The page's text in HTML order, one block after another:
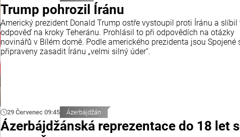
Trump pohrozil Íránu
Americký prezident Donald Trump ostře vystoupil proti Íránu a slíbil
odpověď na kroky Teheránu. Prohlásil to při odpovědích na otázky
novinářů v Bílém domě. Podle amerického prezidenta jsou Spojené
připraveny zasadit Íránu „velmi silný úder“.
29 Červenec 09:45 Ázerbájdžán
Ázerbájdžánská reprezentace do 18 let